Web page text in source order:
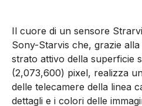
Il cuore di un sensore
Sony-Starvis che, grazie
strato attivo della superficie
(2,073,600) pixel, realizza
delle telecamere della linea
dettagli e i colori delle